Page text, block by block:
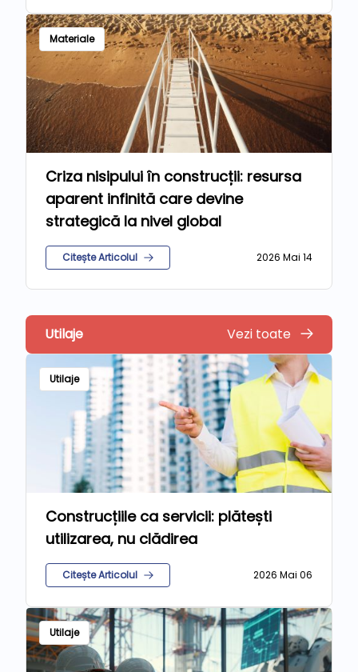
Materiale
Criza nisipului în construcții: resursa
aparent infinită care devine
strategică la nivel global
Citește Articolul 2026 Mai 14
Utilaje Vezi toate
Utilaje
Construcțiile ca servicii: plătești
utilizarea, nu clădirea
Citește Articolul 2026 Mai 06
Utilaje